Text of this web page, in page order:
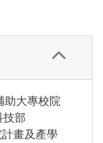
助大專校院
技部
畫及產學